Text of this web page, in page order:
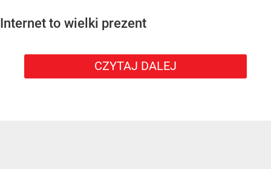
Internet to wielki prezent
CZYTAJ DALEJ